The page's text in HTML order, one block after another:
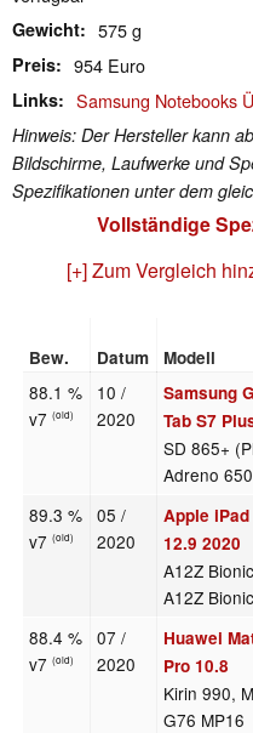
Gewicht 575 g
Preis 954 Euro
Links Samsung Notebooks
Hinweis: Der Hersteller kann
Bildschirme, Laufwerke und
Spezifikationen unter dem
Vollständige
[+] Zum Vergleich
Bew. Datum Modell
88.1 %
v7(old)
10 /
2020
Samsung
Tab S7
SD 865+
Adreno 650
89.3 %
v7(old)
05 /
2020
Apple iPad
12.9 2020
A12Z
A12Z
88.4 %
v7(old)
07 /
2020
Huawei
Pro 10.8
Kirin 990,
G76 MP16